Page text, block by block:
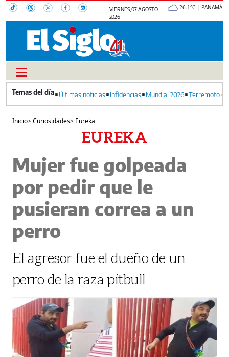
VIERNES, 07 AGOSTO
2026
26.1°C | PANAMÁ
Últimas noticias Infidencias Mundial 2026 Terremoto
Inicio>Curiosidades> Eureka
EUREKA
Mujer fue golpeada
por pedir que le
pusieran correa a un
perro
El agresor fue el dueño de un
perro de la raza pitbull